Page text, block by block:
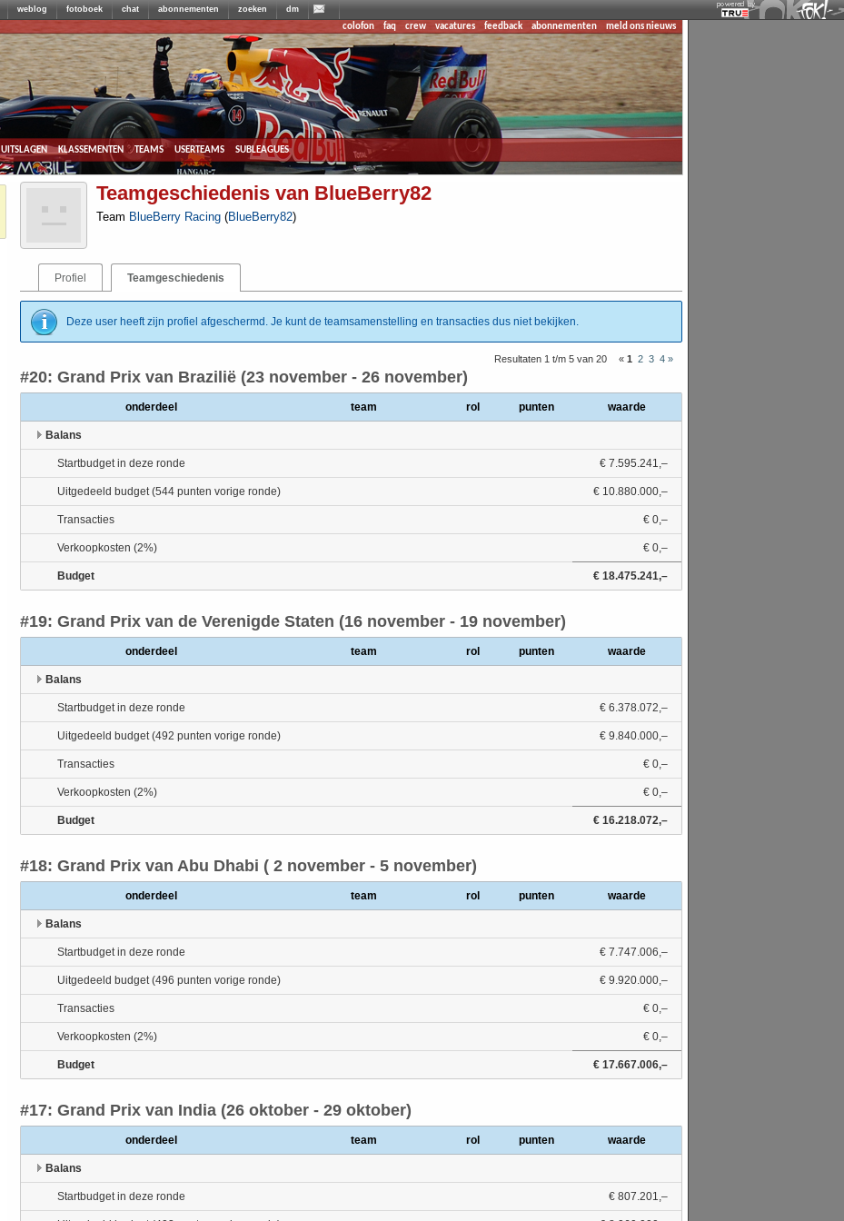
weblog fotoboek chat abonnementen zoeken dm
colofon faq crew vacatures feedback abonnementen meld ons nieuws
uitslagen klassementen teams userteams subleagues
Teamgeschiedenis van BlueBerry82
Team BlueBerry Racing (BlueBerry82)
Profiel Teamgeschiedenis
Deze user heeft zijn profiel afgeschermd. Je kunt de teamsamenstelling en transacties dus niet bekijken.
Resultaten 1 t/m 5 van 20 « 1 2 3 4 »
#20: Grand Prix van Brazilië (23 november - 26 november)
onderdeel team rol punten waarde
Balans
Startbudget in deze ronde € 7.595.241,–
Uitgedeeld budget (544 punten vorige ronde) € 10.880.000,–
Transacties € 0,–
Verkoopkosten (2%) € 0,–
Budget € 18.475.241,–
#19: Grand Prix van de Verenigde Staten (16 november - 19 november)
onderdeel team rol punten waarde
Balans
Startbudget in deze ronde € 6.378.072,–
Uitgedeeld budget (492 punten vorige ronde) € 9.840.000,–
Transacties € 0,–
Verkoopkosten (2%) € 0,–
Budget € 16.218.072,–
#18: Grand Prix van Abu Dhabi ( 2 november - 5 november)
onderdeel team rol punten waarde
Balans
Startbudget in deze ronde € 7.747.006,–
Uitgedeeld budget (496 punten vorige ronde) € 9.920.000,–
Transacties € 0,–
Verkoopkosten (2%) € 0,–
Budget € 17.667.006,–
#17: Grand Prix van India (26 oktober - 29 oktober)
onderdeel team rol punten waarde
Balans
Startbudget in deze ronde € 807.201,–